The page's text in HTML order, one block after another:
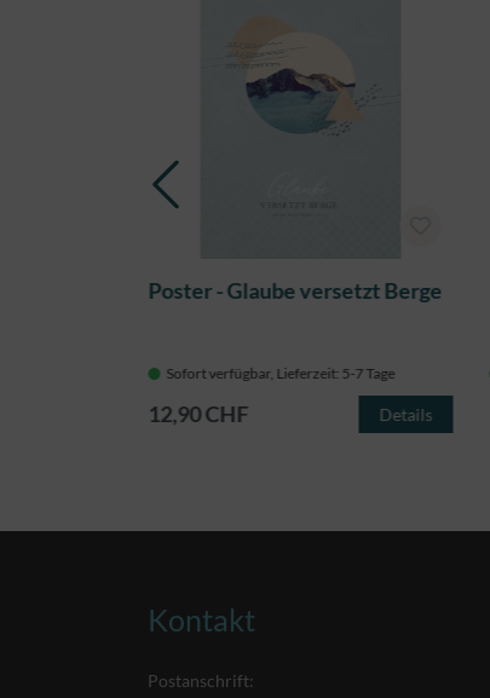
Poster - Glaube versetzt Berge
Sofort verfügbar, Lieferzeit: 5-7 Tage
12,90 CHF Details
Kontakt
Postanschrift: